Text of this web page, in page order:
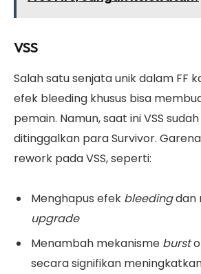
VSS
Salah satu senjata unik dalam FF
efek bleeding khusus bisa
pemain. Namun, saat ini VSS
ditinggalkan para Survivor.
rework pada VSS, seperti:
Menghapus efek bleedingdan
upgrade
Menambah mekanisme burst
secara signifikan